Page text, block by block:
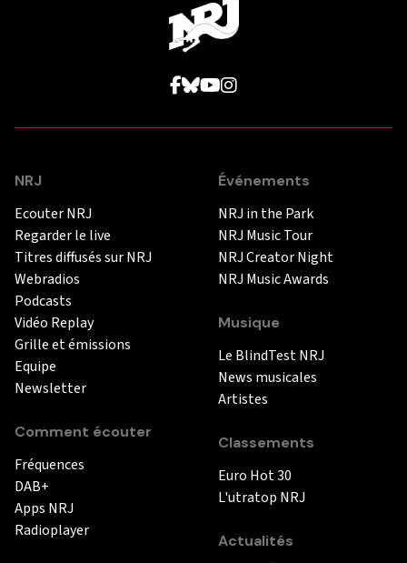
NRJ
Ecouter NRJ
Regarder le live
Titres diffusés sur NRJ
Webradios
Podcasts
Vidéo Replay
Grille et émissions
Equipe
Newsletter
Comment écouter
Fréquences
DAB+
Apps NRJ
Radioplayer
Événements
NRJ in the Park
NRJ Music Tour
NRJ Creator Night
NRJ Music Awards
Musique
Le BlindTest NRJ
News musicales
Artistes
Classements
Euro Hot 30
L'utratop NRJ
Actualités